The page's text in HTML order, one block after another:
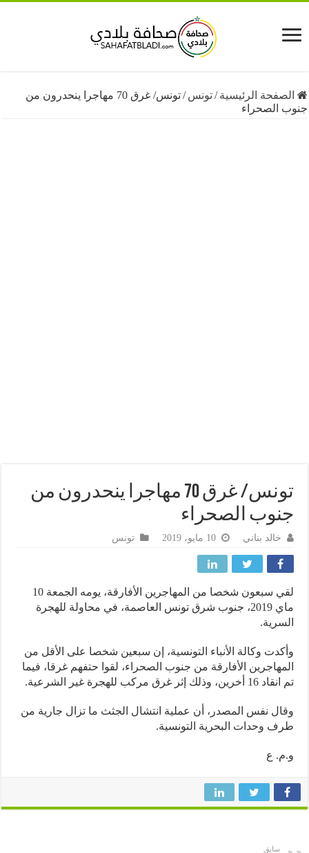
الرئيسية /تونس /
تونس/ غرق 70 مهاجرا ينحدرون من
تونس/ غرق 70 مهاجرا ينحدرون من
الصحراء
خالد بناني تونس
لقي سبعون شخصا من المهاجرين الأفارقة، يومه الجمعة 10
ماي 2019، جنوب شرق تونس العاصمة، في محاولة للهجرة
وكالة الأنباء التونسية، إن سبعين شخصا على الأقل من
الأفارقة من جنوب الصحراء، لقوا حتفهم غرقا، فيما
إثر غرق مركب للهجرة غير الشرعية.
نفس المصدر، أن عملية انتشال الجثث ما تزال جارية من
وحدات البحرية التونسية.
ع